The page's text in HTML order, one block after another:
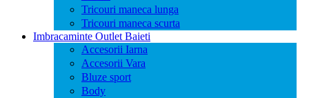
Tricouri maneca lunga
Tricouri maneca scurta
Imbracaminte Outlet Baieti
Accesorii Iarna
Accesorii Vara
Bluze sport
Body